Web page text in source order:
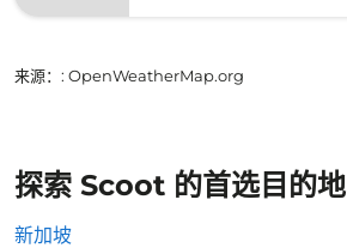
来源： : OpenWeatherMap.org
探索 Scoot 的首选目的地
新加坡